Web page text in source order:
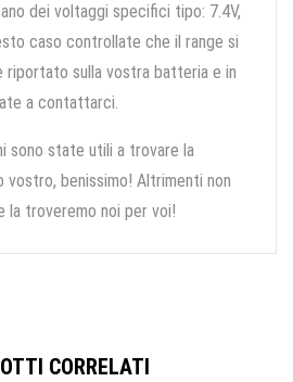
dei voltaggi specifici tipo: 7.4V,
caso controllate che il range si
riportato sulla vostra batteria e in
a contattarci.
sono state utili a trovare la
vostro, benissimo! Altrimenti non
troveremo noi per voi!
CORRELATI